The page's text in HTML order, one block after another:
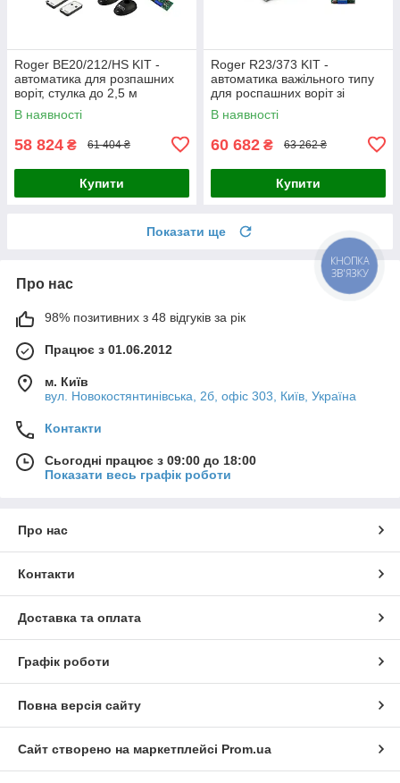
Roger BE20/212/HS KIT -
автоматика для розпашних
воріт, стулка до 2,5 м
В наявності
58 824 ₴ 61 404 ₴
Купити
Roger R23/373 KIT -
автоматика важільного типу
для роспашних воріт зі
стандарными важелями LT
302
В наявності
60 682 ₴ 63 262 ₴
Купити
Показати ще
Про нас
98% позитивних з 48 відгуків за рік
Працює з 01.06.2012
м. Київ
вул. Новокостянтинівська, 2б, офіс 303, Київ, Україна
Контакти
Сьогодні працює з 09:00 до 18:00
Показати весь графік роботи
Про нас
Контакти
Доставка та оплата
Графік роботи
Повна версія сайту
Сайт створено на маркетплейсі Prom.ua
КНОПКА
ЗВ'ЯЗКУ